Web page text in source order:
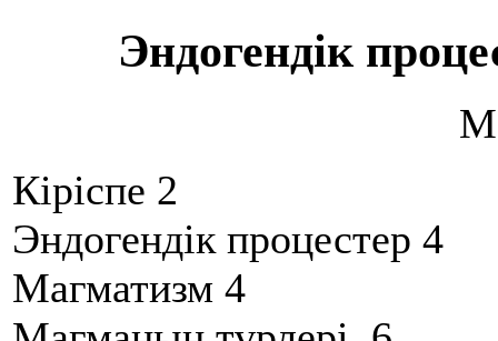
Эндогендік
Кіріспе 2
Эндогендік процестер 4
Магматизм 4